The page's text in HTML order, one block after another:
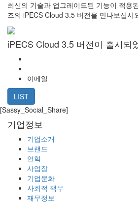
최신의 기술과 업그레이드된 기능이 적용
즈의 iPECS Cloud 3.5 버전을 만나보십시
iPECS Cloud 3.5 버전이 출시되
이메일
LIST
[Sassy_Social_Share]
기업정보
기업소개
브랜드
연혁
사업장
기업문화
사회적 책무
재무정보